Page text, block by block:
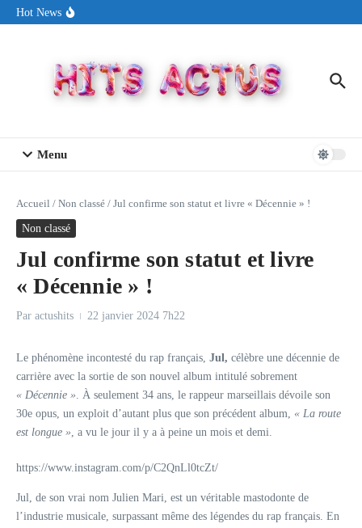
Aller au contenu
Hot News
« New Day »
Menu
Accueil / Non classé / Jul confirme son statut et livre « Décennie » !
Non classé
Jul confirme son statut et livre
« Décennie » !
Par actushits 22 janvier 2024 7h22
Le phénomène incontesté du rap français, Jul, célèbre une décennie de
carrière avec la sortie de son nouvel album intitulé sobrement
« Décennie ». À seulement 34 ans, le rappeur marseillais dévoile son
30e opus, un exploit d’autant plus que son précédent album, « La route
est longue », a vu le jour il y a à peine un mois et demi.
https://www.instagram.com/p/C2QnLl0tcZt/
Jul, de son vrai nom Julien Mari, est un véritable mastodonte de
l’industrie musicale, surpassant même des légendes du rap français. En